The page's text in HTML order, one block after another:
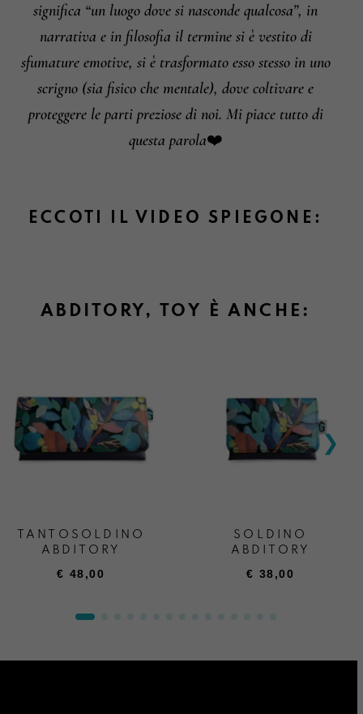
significa “un luogo dove si nasconde qualcosa”, in
narrativa e in filosofia il termine si è vestito di
sfumature emotive, si è trasformato esso stesso in uno
scrigno (sia fisico che mentale), dove coltivare e
proteggere le parti preziose di noi. Mi piace tutto di
questa parola❤️
ECCOTI IL VIDEO SPIEGONE:
ABDITORY, TOY È ANCHE:
TANTOSOLDINO
ABDITORY
€ 48,00
SOLDINO
ABDITORY
€ 38,00